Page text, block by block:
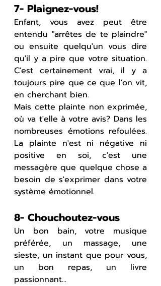
7- Plaignez-vous!
Enfant, vous avez peut être
entendu "arrêtes de te plaindre"
ou ensuite quelqu'un vous dire
qu'il y a pire que votre situation.
C'est certainement vrai, il y a
toujours pire que ce que l'on vit,
en cherchant bien.
Mais cette plainte non exprimée,
où va t'elle à votre avis? Dans les
nombreuses émotions refoulées.
La plainte n'est ni négative ni
positive en soi, c'est une
messagère que quelque chose a
besoin de s'exprimer dans votre
système émotionnel.
8- Chouchoutez-vous
Un bon bain, votre musique
préférée, un massage, une
sieste, un instant que pour vous,
un bon repas, un livre
passionnant...